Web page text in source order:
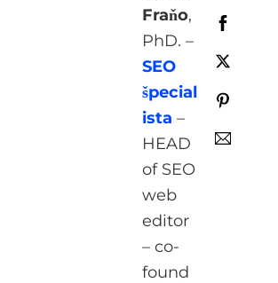
Fraňo,
PhD. –
SEO
špecial
ista –
HEAD
of SEO
web
editor
– co-
found